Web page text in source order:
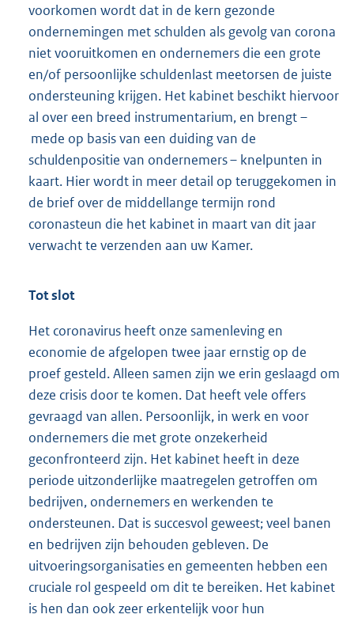
voorkomen wordt dat in de kern gezonde
ondernemingen met schulden als gevolg van corona
niet vooruitkomen en ondernemers die een grote
en/of persoonlijke schuldenlast meetorsen de juiste
ondersteuning krijgen. Het kabinet beschikt hiervoor
al over een breed instrumentarium, en brengt –
mede op basis van een duiding van de
schuldenpositie van ondernemers – knelpunten in
kaart. Hier wordt in meer detail op teruggekomen in
de brief over de middellange termijn rond
coronasteun die het kabinet in maart van dit jaar
verwacht te verzenden aan uw Kamer.
Tot slot
Het coronavirus heeft onze samenleving en
economie de afgelopen twee jaar ernstig op de
proef gesteld. Alleen samen zijn we erin geslaagd om
deze crisis door te komen. Dat heeft vele offers
gevraagd van allen. Persoonlijk, in werk en voor
ondernemers die met grote onzekerheid
geconfronteerd zijn. Het kabinet heeft in deze
periode uitzonderlijke maatregelen getroffen om
bedrijven, ondernemers en werkenden te
ondersteunen. Dat is succesvol geweest; veel banen
en bedrijven zijn behouden gebleven. De
uitvoeringsorganisaties en gemeenten hebben een
cruciale rol gespeeld om dit te bereiken. Het kabinet
is hen dan ook zeer erkentelijk voor hun